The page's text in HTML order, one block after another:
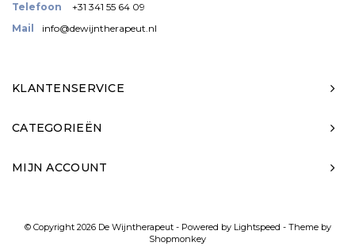
Telefoon
+31 341 55 64 09
Mail
info@dewijntherapeut.nl
KLANTENSERVICE
CATEGORIEËN
MIJN ACCOUNT
© Copyright 2026 De Wijntherapeut - Powered by Lightspeed - Theme by
Shopmonkey